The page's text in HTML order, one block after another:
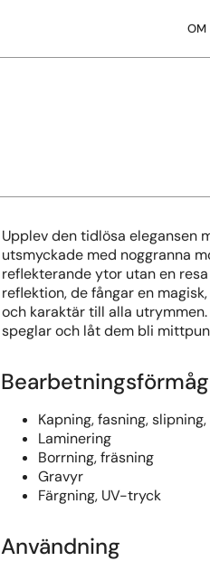
OM
Upplev den tidlösa elegansen
utsmyckade med noggranna
reflekterande ytor utan en
reflektion, de fångar en
och karaktär till alla
speglar och låt dem bli
Kapning, fasning,
Laminering
Borrning, fräsning
Gravyr
Färgning, UV-tryck
Användning